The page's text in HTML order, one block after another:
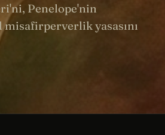
Penelope'nin
misafirperverlik yasasını